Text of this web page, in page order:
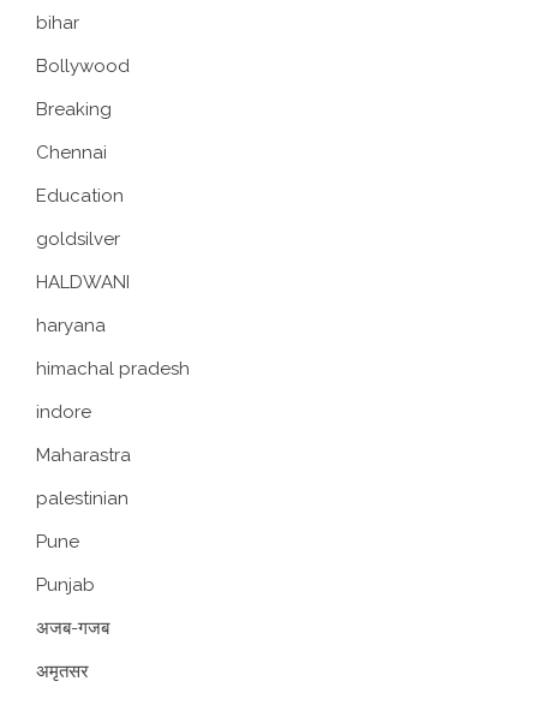
bihar
Bollywood
Breaking
Chennai
Education
goldsilver
HALDWANI
haryana
himachal pradesh
indore
Maharastra
palestinian
Pune
Punjab
अजब-गजब
अमृतसर